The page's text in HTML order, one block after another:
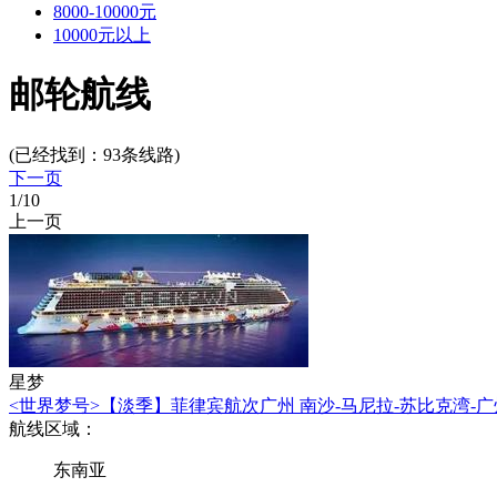
8000-10000元
10000元以上
邮轮航线
(已经找到： 93条线路)
下一页
1/10
上一页
星梦
<世界梦号>【淡季】菲律宾航次广州 南沙-马尼拉-苏比克湾-
航线区域：
东南亚